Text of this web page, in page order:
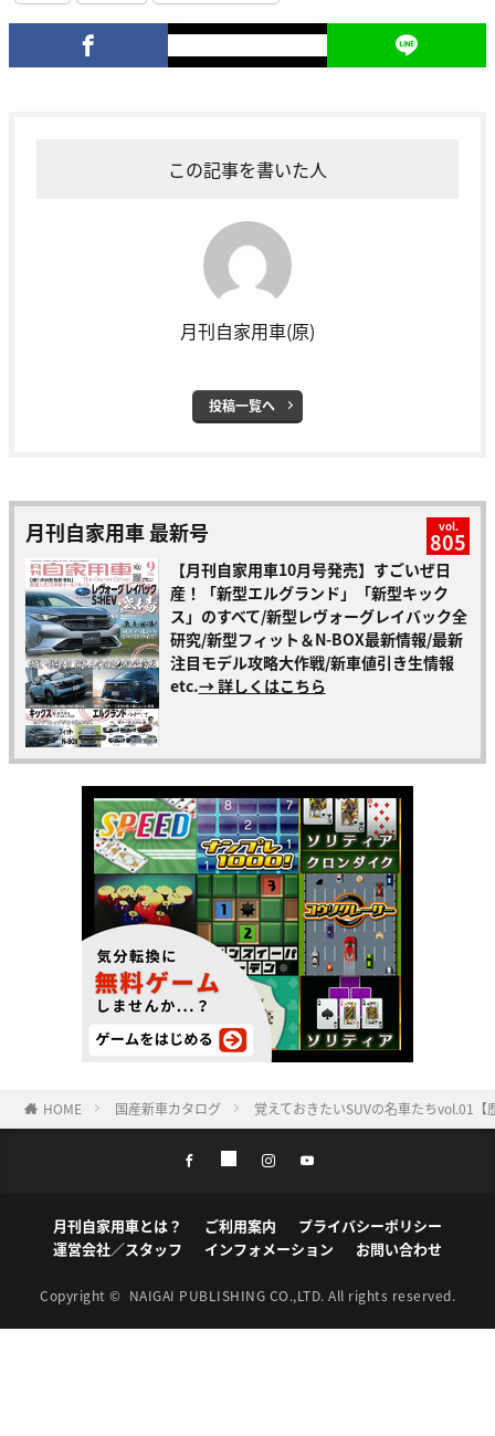
この記事を書いた人
月刊自家用車(原)
投稿一覧へ
月刊自家用車 最新号 vol.
805
【月刊自家用車10月号発売】すごいぜ日
産！「新型エルグランド」「新型キック
ス」のすべて/新型レヴォーグレイバック全
研究/新型フィット＆N-BOX最新情報/最新
注目モデル攻略大作戦/新車値引き生情報
etc.→ 詳しくはこちら
HOME 国産新車カタログ 覚えておきたいSUVの名車たちvol.01【
月刊自家用車とは？ ご利用案内
プライバシーポリシー
運営会社／スタッフ
インフォメーション お問い合わせ
Copyright © NAIGAI PUBLISHING CO.,LTD. All rights reserved.